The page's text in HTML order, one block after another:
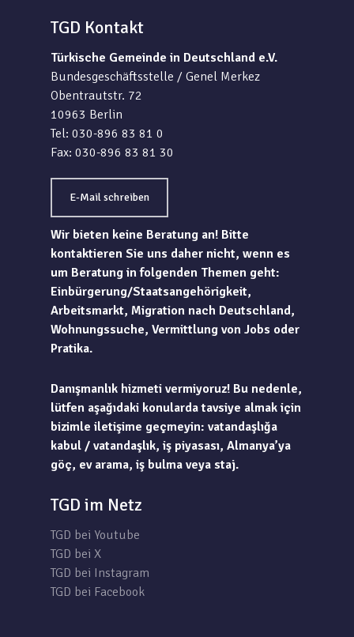
TGD Kontakt
Türkische Gemeinde in Deutschland e.V.
Bundesgeschäftsstelle / Genel Merkez
Obentrautstr. 72
10963 Berlin
Tel: 030-896 83 81 0
Fax: 030-896 83 81 30
E-Mail schreiben
Wir bieten keine Beratung an! Bitte
kontaktieren Sie uns daher nicht, wenn es
um Beratung in folgenden Themen geht:
Einbürgerung/Staatsangehörigkeit,
Arbeitsmarkt, Migration nach Deutschland,
Wohnungssuche, Vermittlung von Jobs oder
Pratika.
Danışmanlık hizmeti vermiyoruz! Bu nedenle,
lütfen aşağıdaki konularda tavsiye almak için
bizimle iletişime geçmeyin: vatandaşlığa
kabul / vatandaşlık, iş piyasası, Almanya’ya
göç, ev arama, iş bulma veya staj.
TGD im Netz
TGD bei Youtube
TGD bei X
TGD bei Instagram
TGD bei Facebook